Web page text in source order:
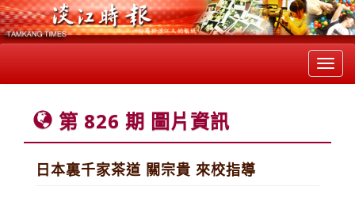
第 826 期 圖片資訊
日本裏千家茶道 關宗貴 來校指導